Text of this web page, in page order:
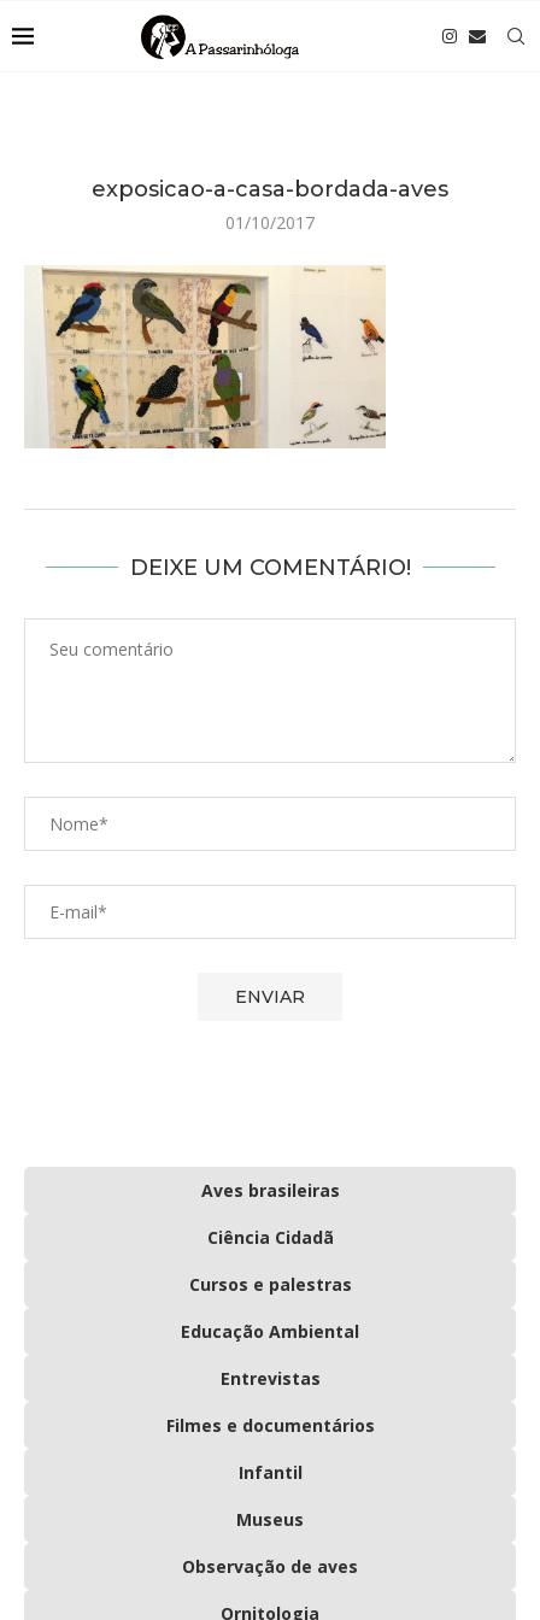
exposicao-a-casa-bordada-aves
01/10/2017
DEIXE UM COMENTÁRIO!
Aves brasileiras
Ciência Cidadã
Cursos e palestras
Educação Ambiental
Entrevistas
Filmes e documentários
Infantil
Museus
Observação de aves
Ornitologia